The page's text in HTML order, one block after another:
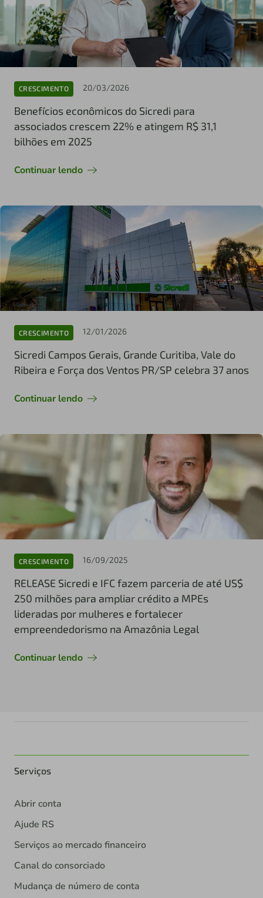
CRESCIMENTO 20/03/2026
Benefícios econômicos do Sicredi para
associados crescem 22% e atingem R$ 31,1
bilhões em 2025
Continuar lendo
CRESCIMENTO 12/01/2026
Sicredi Campos Gerais, Grande Curitiba, Vale do
Ribeira e Força dos Ventos PR/SP celebra 37 anos
Continuar lendo
CRESCIMENTO 16/09/2025
RELEASE Sicredi e IFC fazem parceria de até US$
250 milhões para ampliar crédito a MPEs
lideradas por mulheres e fortalecer
empreendedorismo na Amazônia Legal
Continuar lendo
Serviços
Abrir conta
Ajude RS
Serviços ao mercado financeiro
Canal do consorciado
Mudança de número de conta